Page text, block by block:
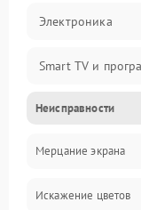
Электроника
Smart TV и
Питание и запуск
Подсветка и
Звук и
Неисправности
Мерцание экрана
Искажение цветов